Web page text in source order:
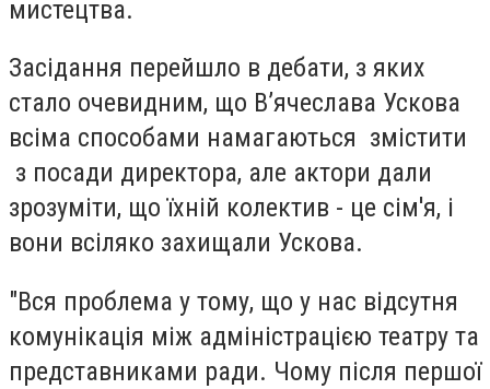
мистецтва.
Засідання перейшло в дебати, з яких
стало очевидним, що В’ячеслава Ускова
всіма способами намагаються змістити
з посади директора, але актори дали
зрозуміти, що їхній колектив - це сім'я, і
вони всіляко захищали Ускова.
"Вся проблема у тому, що у нас відсутня
комунікація між адміністрацією театру та
представниками ради. Чому після першої